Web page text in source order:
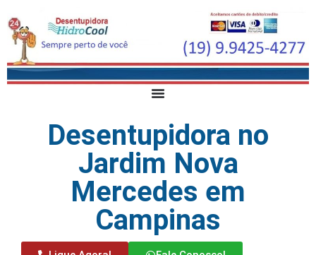
Desentupidora no
Jardim Nova
Mercedes em
Campinas